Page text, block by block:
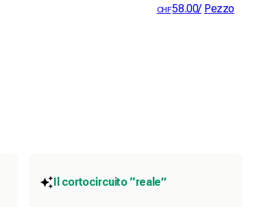
CHF58.00/ Pezzo
Il cortocircuito “reale”